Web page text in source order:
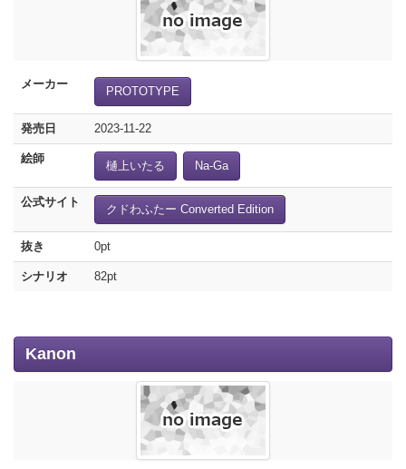
メーカー
PROTOTYPE
発売日 2023-11-22
絵師
樋上いたる Na-Ga
公式サイト
クドわふたー Converted Edition
抜き 0pt
シナリオ 82pt
Kanon